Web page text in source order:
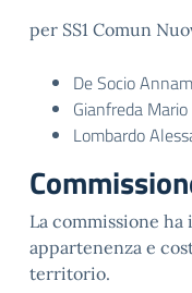
per SS1 Comun
De Socio
Gianfreda Mario
Lombardo
La commissione
appartenenza e
territorio.